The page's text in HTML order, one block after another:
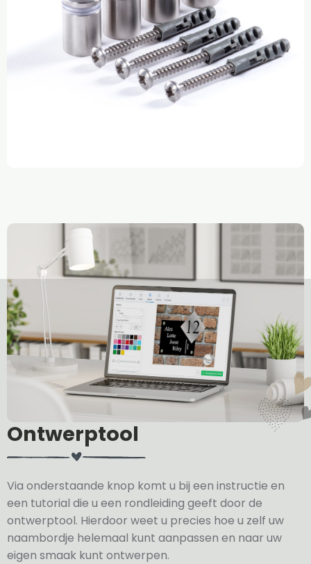
Ontwerptool
Via onderstaande knop komt u bij een instructie en
een tutorial die u een rondleiding geeft door de
ontwerptool. Hierdoor weet u precies hoe u zelf uw
naambordje helemaal kunt aanpassen en naar uw
eigen smaak kunt ontwerpen.